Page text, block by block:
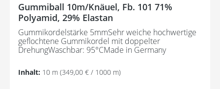
Gummiball 10m/Knäuel, Fb. 101 71%
Polyamid, 29% Elastan
Gummikordelstärke 5mmSehr weiche hochwertige
geflochtene Gummikordel mit doppelter
DrehungWaschbar: 95°CMade in Germany
Inhalt: 10 m (349,00 € / 1000 m)